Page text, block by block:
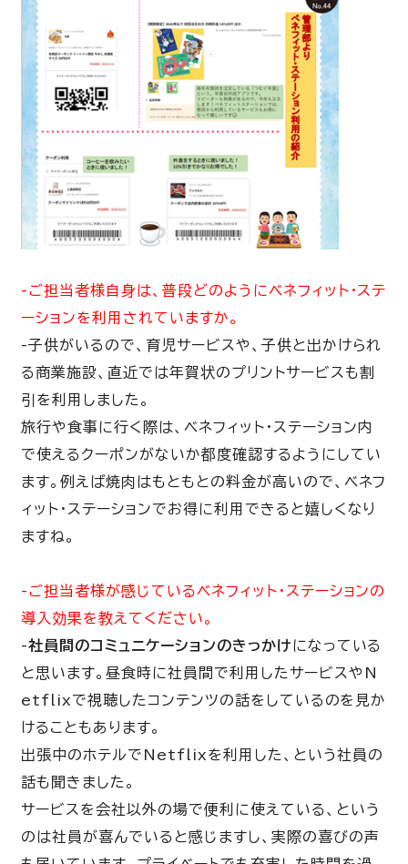
-ご担当者様自身は、普段どのようにベネフィット・ステ
ーションを利用されていますか。
-子供がいるので、育児サービスや、子供と出かけられ
る商業施設、直近では年賀状のプリントサービスも割
引を利用しました。
旅行や食事に行く際は、ベネフィット・ステーション内
で使えるクーポンがないか都度確認するようにしてい
ます。例えば焼肉はもともとの料金が高いので、ベネフ
ィット・ステーションでお得に利用できると嬉しくなり
ますね。
-ご担当者様が感じているベネフィット・ステーションの
導入効果を教えてください。
-社員間のコミュニケーションのきっかけになっている
と思います。昼食時に社員間で利用したサービスや N
etflixで視聴したコンテンツの話をしているのを見か
けることもあります。
出張中のホテルで Netflixを利用した、という社員の
話も聞きました。
サービスを会社以外の場で便利に使えている、という
のは社員が喜んでいると感じますし、実際の喜びの声